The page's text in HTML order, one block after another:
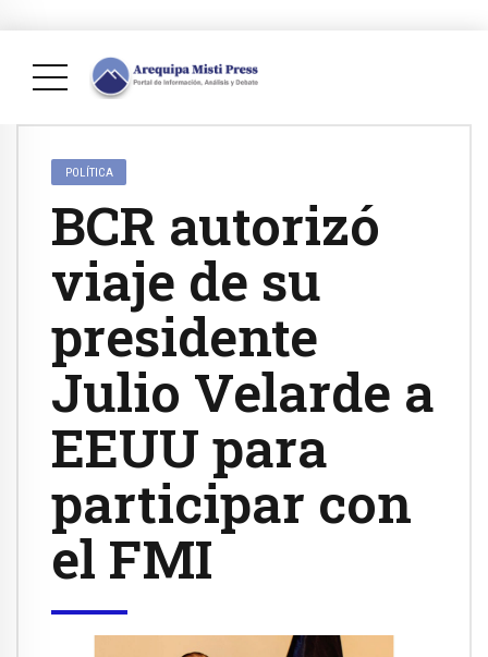
POLÍTICA
BCR autorizó
viaje de su
presidente
Julio Velarde a
EEUU para
participar con
el FMI